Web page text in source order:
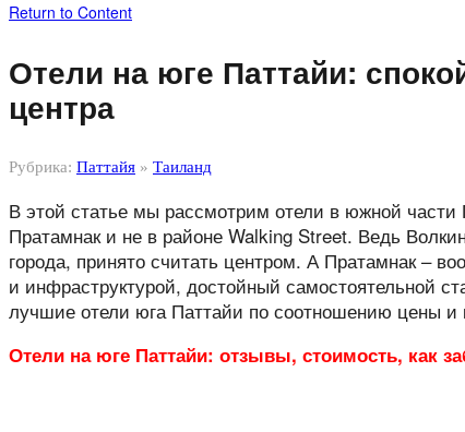
Return to Content
Отели на юге Паттайи:
центра
Рубрика: Паттайя » Таиланд
В этой статье мы рассмотрим отели в южной
Пратамнак и не в районе Walking Street. Ведь
города, принято считать центром. А Пратамнак –
и инфраструктурой, достойный самостоятельной
лучшие отели юга Паттайи по соотношению цены и
Отели на юге Паттайи: отзывы, стоимость, как